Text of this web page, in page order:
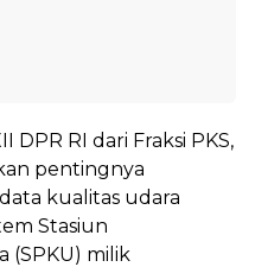
DPR RI dari Fraksi PKS,
pentingnya
kualitas udara
Stasiun
(SPKU) milik